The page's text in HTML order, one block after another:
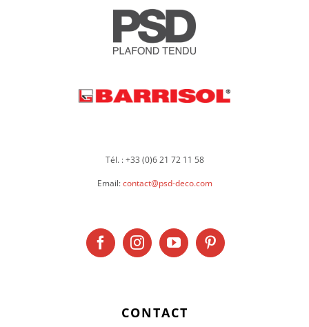
Tél. : +33 (0)6 21 72 11 58
Email:contact@psd-deco.com
CONTACT